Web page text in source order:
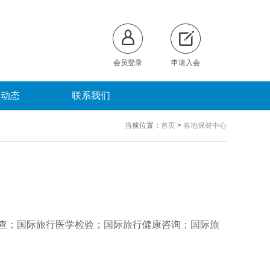
会员登录 申请入会
态 联系我们
当前位置： 首页 > 各地保健中心
；国际旅行医学检验；国际旅行健康咨询；国际旅